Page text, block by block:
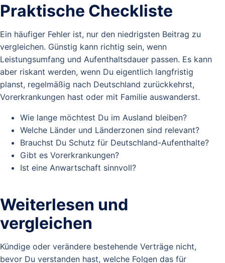
Praktische Checkliste
Ein häufiger Fehler ist, nur den niedrigsten Beitrag zu
vergleichen. Günstig kann richtig sein, wenn
Leistungsumfang und Aufenthaltsdauer passen. Es kann
aber riskant werden, wenn Du eigentlich langfristig
planst, regelmäßig nach Deutschland zurückkehrst,
Vorerkrankungen hast oder mit Familie auswanderst.
Wie lange möchtest Du im Ausland bleiben?
Welche Länder und Länderzonen sind relevant?
Brauchst Du Schutz für Deutschland-Aufenthalte?
Gibt es Vorerkrankungen?
Ist eine Anwartschaft sinnvoll?
Weiterlesen und
vergleichen
Kündige oder verändere bestehende Verträge nicht,
bevor Du verstanden hast, welche Folgen das für